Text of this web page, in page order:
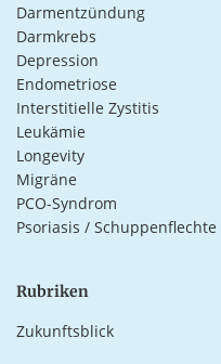
Darmentzündung
Darmkrebs
Depression
Endometriose
Interstitielle Zystitis
Leukämie
Longevity
Migräne
PCO-Syndrom
Psoriasis / Schuppenflechte
Rubriken
Zukunftsblick